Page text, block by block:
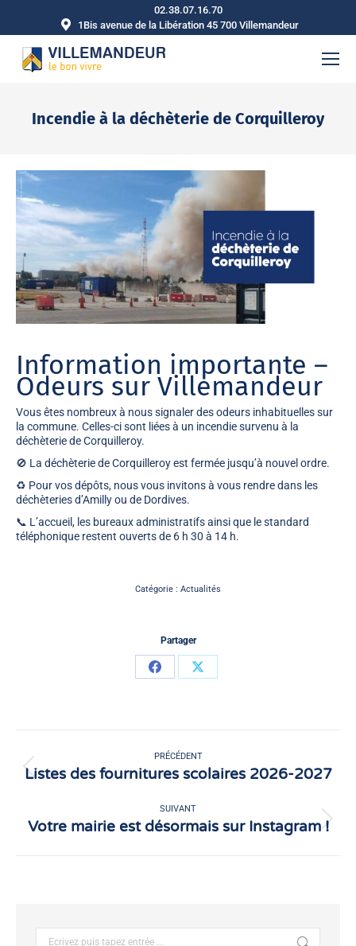
02.38.07.16.70
1Bis avenue de la Libération 45 700 Villemandeur
Incendie à la déchèterie de Corquilleroy
Information importante –
Odeurs sur Villemandeur
Vous êtes nombreux à nous signaler des odeurs inhabituelles sur
la commune. Celles-ci sont liées à un incendie survenu à la
déchèterie de Corquilleroy.
🚫 La déchèterie de Corquilleroy est fermée jusqu’à nouvel ordre.
♻️ Pour vos dépôts, nous vous invitons à vous rendre dans les
déchèteries d’Amillyou de Dordives.
📞 L’accueil, les bureaux administratifs ainsi que le standard
téléphonique restent ouverts de 6 h 30 à 14 h.
Catégorie : Actualités
Partager
PartagerPartager
article
PRÉCÉDENT
Article
Listes des fournitures scolaires 2026-2027
SUIVANT
Article
Votre mairie est désormais sur Instagram !